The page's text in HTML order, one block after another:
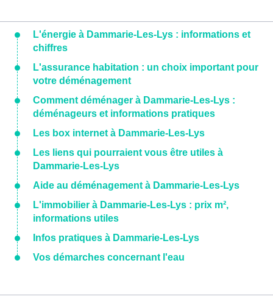
L'énergie à Dammarie-Les-Lys : informations et
chiffres
L'assurance habitation : un choix important pour
votre déménagement
Comment déménager à Dammarie-Les-Lys :
déménageurs et informations pratiques
Les box internet à Dammarie-Les-Lys
Les liens qui pourraient vous être utiles à
Dammarie-Les-Lys
Aide au déménagement à Dammarie-Les-Lys
L'immobilier à Dammarie-Les-Lys : prix m²,
informations utiles
Infos pratiques à Dammarie-Les-Lys
Vos démarches concernant l'eau